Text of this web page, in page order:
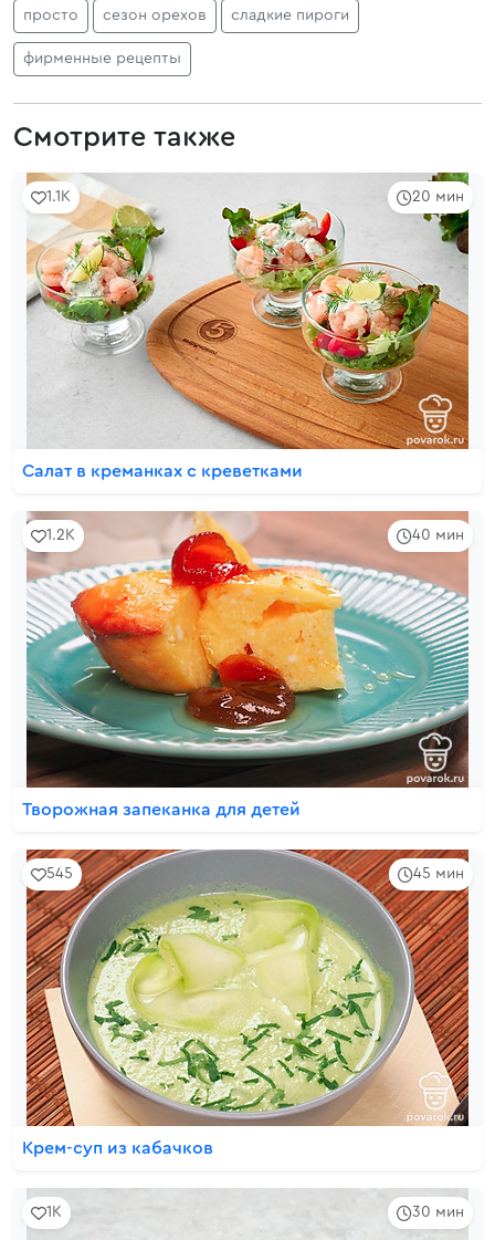
просто сезон орехов сладкие пироги
фирменные рецепты
Смотрите также
20 мин
1.1K
Салат в креманках с креветками
40 мин
1.2K
Творожная запеканка для детей
45 мин
545
Крем-суп из кабачков
30 мин
1K